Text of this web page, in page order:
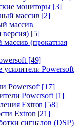
мониторы [3]
массив [2]
массив
версия) [5]
(прокатная
[49]
Powersoft
Powersoft [17]
Powersoft [1]
Extron [58]
Extron [21]
сигналов (DSP)